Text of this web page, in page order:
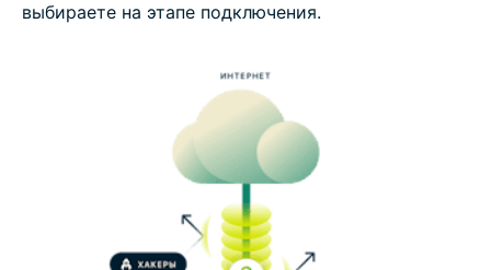
выбираете на этапе подключения.